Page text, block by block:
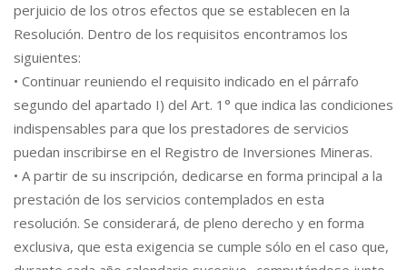
perjuicio de los otros efectos que se establecen en la
Resolución. Dentro de los requisitos encontramos los
siguientes:
• Continuar reuniendo el requisito indicado en el párrafo
segundo del apartado I) del Art. 1° que indica las condiciones
indispensables para que los prestadores de servicios
puedan inscribirse en el Registro de Inversiones Mineras.
• A partir de su inscripción, dedicarse en forma principal a la
prestación de los servicios contemplados en esta
resolución. Se considerará, de pleno derecho y en forma
exclusiva, que esta exigencia se cumple sólo en el caso que,